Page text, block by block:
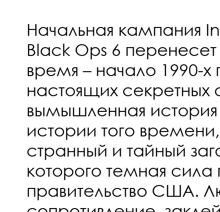
Начальная кампания
Black Ops 6
время – начало 1990-х
настоящих секретных
вымышленная история
истории того
странный и тайный
которого темная сила
правительство США.